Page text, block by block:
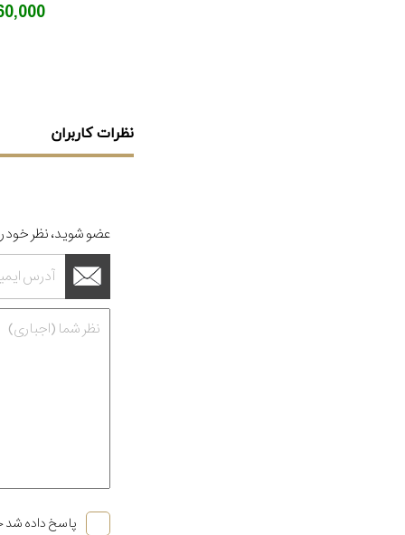
نظرات کاربران
عضو شوید، نظر خود
پاسخ داده شد